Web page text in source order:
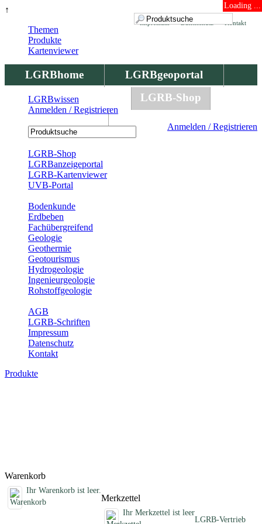
↑ Loading ...
Kontakt
Datenschutz
Impressum
LGRBhome
LGRBgeoportal
LGRBbohrungen
LGRB-Shop
Anmelden / Registrieren
Themen
Produkte
Kartenviewer
LGRBwissen
Anmelden / Registrieren
LGRB-Shop
LGRBanzeigeportal
LGRB-Kartenviewer
UVB-Portal
Bodenkunde
Erdbeben
Fachübergreifend
Geologie
Geothermie
Geotourismus
Hydrogeologie
Ingenieurgeologie
Rohstoffgeologie
AGB
LGRB-Schriften
Impressum
Datenschutz
Kontakt
Produkte
Warenkorb
Ihr Warenkorb ist leer.
Merkzettel
Ihr Merkzettel ist leer
LGRB-Vertrieb